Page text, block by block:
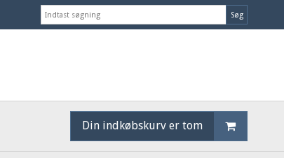
Søg
Din indkøbskurv er tom